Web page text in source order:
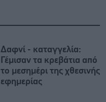
Δαφνί - καταγγελία:
Γέμισαν τα κρεβάτια από
το μεσημέρι της χθεσινής
εφημερίας